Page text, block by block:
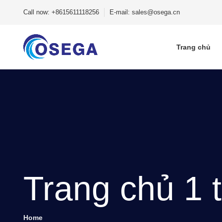
Call now: +8615611118256 E-mail: sales@osega.cn
Trang chủ
Trang chủ 1
Home